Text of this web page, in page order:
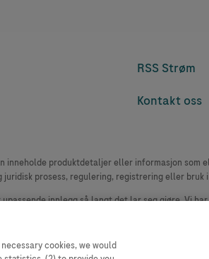
RSS Strøm
Kontakt oss
produktdetaljer eller informasjon
prosess, regulering, registrering eller
innlegg så langt det lar seg gjøre. Vi
til annonsører, og slikt innhold er merket.
cookies, we would